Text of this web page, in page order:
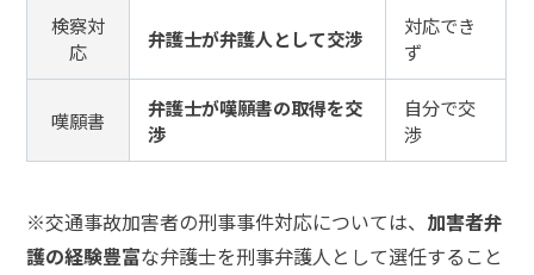
検察対
応
弁護士が弁護人として交渉
対応でき
ず
嘆願書
弁護士が嘆願書の取得を交
渉
自分で交
渉
※交通事故加害者の刑事事件対応については、 加害者弁
護の経験豊富な弁護士を刑事弁護人として選任すること